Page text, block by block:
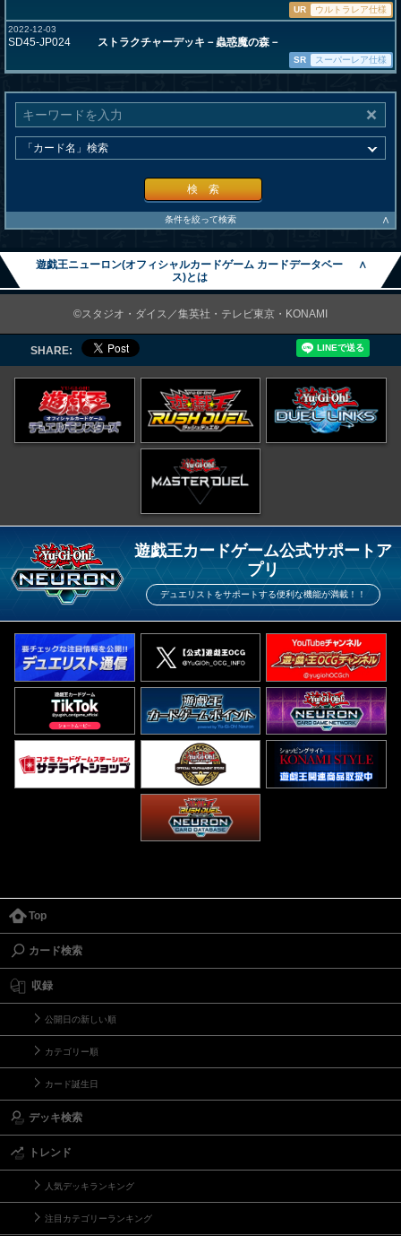
UR
ウルトラレア仕様
2022-12-03
SD45-JP024 ストラクチャーデッキ－蟲惑魔の森－
SR スーパーレア仕様
検 索
条件を絞って検索 ∧
遊戯王ニューロン(オフィシャルカードゲーム カードデータベー
ス)とは
∧
©スタジオ・ダイス／集英社・テレビ東京・KONAMI
SHARE:
遊戯王カードゲーム公式サポートア
プリ
デュエリストをサポートする便利な機能が満載！！
Top
カード検索
収録
公開日の新しい順
カテゴリー順
カード誕生日
デッキ検索
トレンド
人気デッキランキング
注目カテゴリーランキング